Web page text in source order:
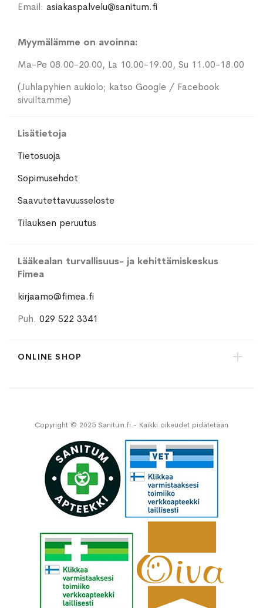
Email: asiakaspalvelu@sanitum.fi
Myymälämme on avoinna:
Ma-Pe 08.00-20.00, La 10.00-19.00, Su 11.00-18.00
(Juhlapyhien aukiolo; katso Google / Facebook
sivuiltamme)
Lisätietoja
Tietosuoja
Sopimusehdot
Saavutettavuusseloste
Tilauksen peruutus
Lääkealan turvallisuus- ja kehittämiskeskus
Fimea
kirjaamo@fimea.fi
Puh. 029 522 3341
ONLINE SHOP
Copyright © 2025 Sanitum.fi - Kaikki oikeudet pidätetään